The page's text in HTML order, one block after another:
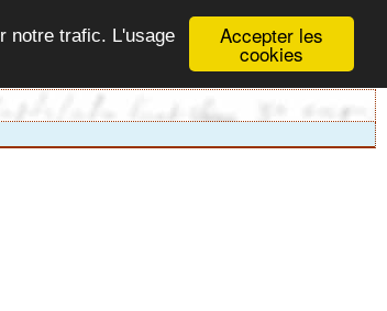
Accepter les
cookies
notre trafic. L'usage